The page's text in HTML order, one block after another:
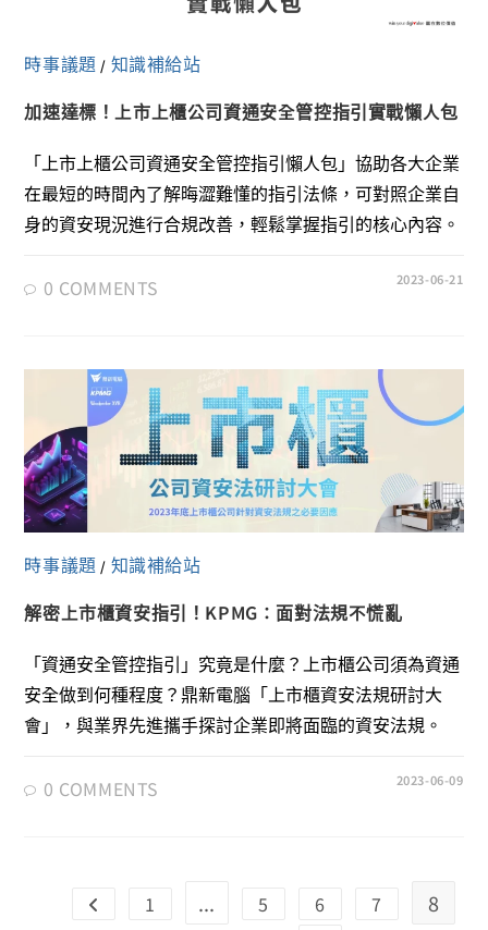
時事議題 / 知識補給站
加速達標！上市上櫃公司資通安全管控指引實戰懶人包
「上市上櫃公司資通安全管控指引懶人包」協助各大企業
在最短的時間內了解晦澀難懂的指引法條，可對照企業自
身的資安現況進行合規改善，輕鬆掌握指引的核心內容。
0 COMMENTS 2023-06-21
時事議題 / 知識補給站
解密上市櫃資安指引！KPMG：面對法規不慌亂
「資通安全管控指引」究竟是什麼？上市櫃公司須為資通
安全做到何種程度？鼎新電腦「上市櫃資安法規研討大
會」，與業界先進攜手探討企業即將面臨的資安法規。
0 COMMENTS 2023-06-09
1 ... 5 6 7 8